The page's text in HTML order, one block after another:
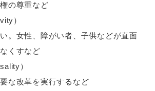
の尊重など
）
。女性、障がい者、子供などが直面
くすなど
）
な改革を実行するなど